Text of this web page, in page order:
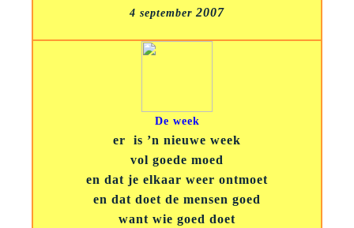
4 september 2007
De week
er is ’n nieuwe week
vol goede moed
en dat je elkaar weer ontmoet
en dat doet de mensen goed
want wie goed doet